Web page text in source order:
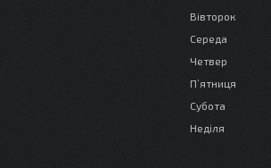
Вівторок
Середа
Четвер
Пʼятниця
Субота
Неділя